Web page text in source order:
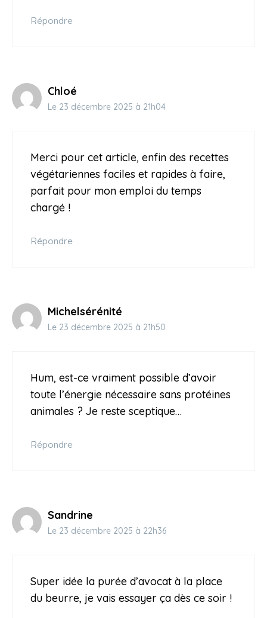
Répondre
Chloé
Le 23 décembre 2025 à 21h04
Merci pour cet article, enfin des recettes
végétariennes faciles et rapides à faire,
parfait pour mon emploi du temps
chargé !
Répondre
Michelsérénité
Le 23 décembre 2025 à 21h50
Hum, est-ce vraiment possible d’avoir
toute l’énergie nécessaire sans protéines
animales ? Je reste sceptique…
Répondre
Sandrine
Le 23 décembre 2025 à 22h36
Super idée la purée d’avocat à la place
du beurre, je vais essayer ça dès ce soir !